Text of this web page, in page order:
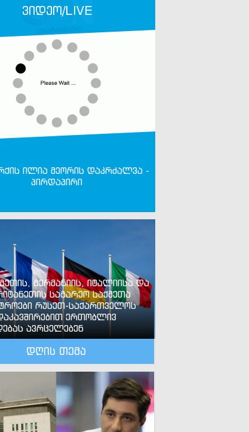
ვიდეო/LIVE
ილია მეორის დაკრძალვა -
პირდაპირი
გერმანიის, იტალიისა და
საგარეო საქმეთა
რუსეთ-საქართველოს
ერთობლივ
ავრცელებენ
დღის თემა